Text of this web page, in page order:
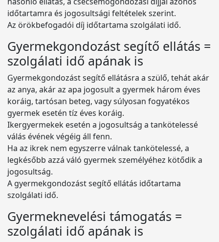
időtartamra és jogosultsági feltételek szerint.
Az örökbefogadói díj időtartama szolgálati idő.
Gyermekgondozást segítő ellátás =
szolgálati idő apának is
Gyermekgondozást segítő ellátásra a szülő, tehát akár
az anya, akár az apa jogosult a gyermek három éves
koráig, tartósan beteg, vagy súlyosan fogyatékos
gyermek esetén tíz éves koráig.
Ikergyermekek esetén a jogosultság a tankötelessé
válás évének végéig áll fenn.
Ha az ikrek nem egyszerre válnak tankötelessé, a
legkésőbb azzá váló gyermek személyéhez kötődik a
jogosultság.
A gyermekgondozást segítő ellátás időtartama
szolgálati idő.
Gyermeknevelési támogatás =
szolgálati idő apának is